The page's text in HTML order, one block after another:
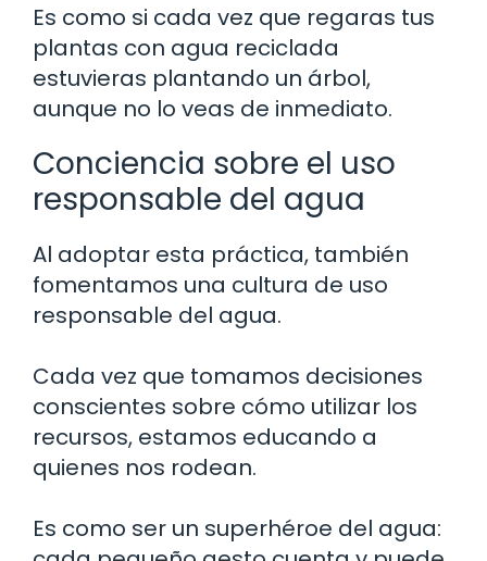
Es como si cada vez que regaras tus
plantas con agua reciclada
estuvieras plantando un árbol,
aunque no lo veas de inmediato.
Conciencia sobre el uso
responsable del agua
Al adoptar esta práctica, también
fomentamos una cultura de uso
responsable del agua.
Cada vez que tomamos decisiones
conscientes sobre cómo utilizar los
recursos, estamos educando a
quienes nos rodean.
Es como ser un superhéroe del agua: